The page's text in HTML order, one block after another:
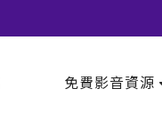
免費影音資源